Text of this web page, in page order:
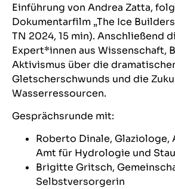
Einführung von Andrea Zatta,
Dokumentarfilm „The Ice
TN 2024, 15 min). Anschließend
Expert*innen aus Wissenschaft,
Aktivismus über die
Gletscherschwunds und die
Wasserressourcen.
Gesprächsrunde mit:
Roberto Dinale,
Amt für Hydrologie und
Brigitte Gritsch,
Selbstversorgerin